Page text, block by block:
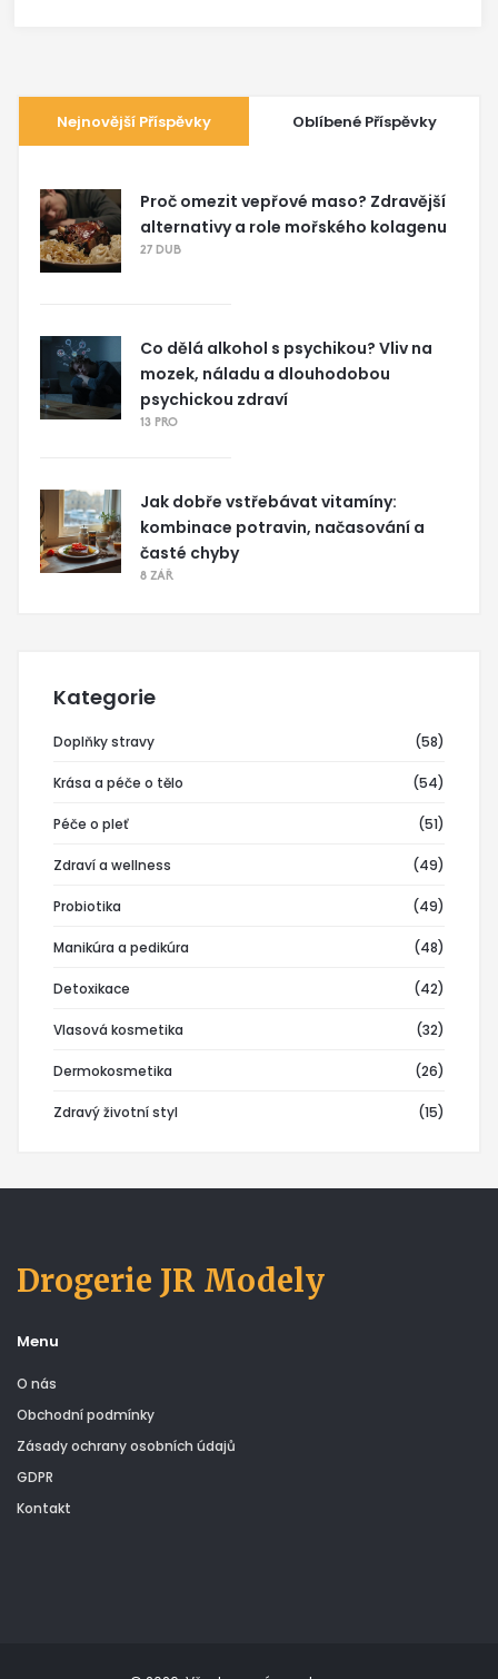
Nejnovější Příspěvky Oblíbené Příspěvky
Proč omezit vepřové maso? Zdravější
alternativy a role mořského kolagenu
27 DUB
Co dělá alkohol s psychikou? Vliv na
mozek, náladu a dlouhodobou
psychickou zdraví
13 PRO
Jak dobře vstřebávat vitamíny:
kombinace potravin, načasování a
časté chyby
8 ZÁŘ
Kategorie
Doplňky stravy (58)
Krása a péče o tělo (54)
Péče o pleť (51)
Zdraví a wellness (49)
Probiotika (49)
Manikúra a pedikúra (48)
Detoxikace (42)
Vlasová kosmetika (32)
Dermokosmetika (26)
Zdravý životní styl (15)
Drogerie JR Modely
Menu
O nás
Obchodní podmínky
Zásady ochrany osobních údajů
GDPR
Kontakt